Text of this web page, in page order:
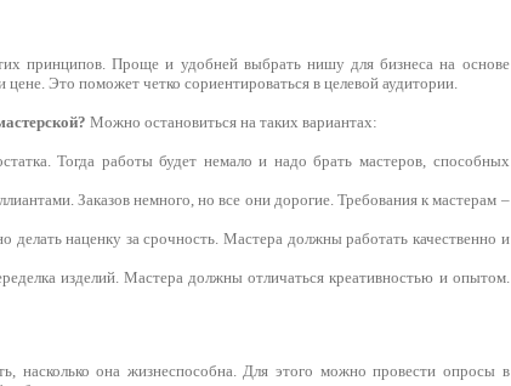
принципов. Проще и удобней выбрать нишу для бизнеса на основе
Это поможет четко сориентироваться в целевой аудитории.
Можно остановиться на таких вариантах:
Тогда работы будет немало и надо брать мастеров, способных
Заказов немного, но все они дорогие. Требования к мастерам –
наценку за срочность. Мастера должны работать качественно и
изделий. Мастера должны отличаться креативностью и опытом.
насколько она жизнеспособна. Для этого можно провести опросы в